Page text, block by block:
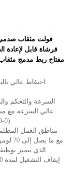
مفتاح ربط مدمج مثقاب
عالي السرعة مع
(0-650/0-2000 دورة في الدقيقة)